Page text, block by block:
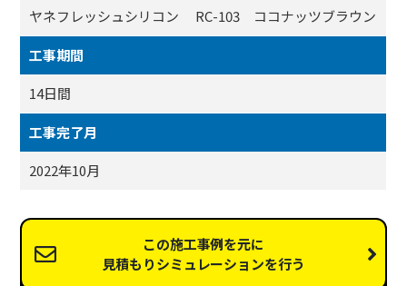
ヤネフレッシュシリコン RC-103 ココナッツブラウン
工事期間
14日間
工事完了月
2022年10月
この施工事例を元に
見積もりシミュレーションを行う